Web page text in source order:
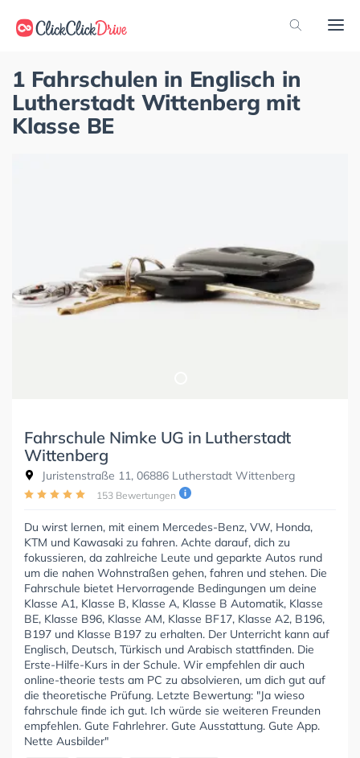
1 Fahrschulen in Englisch in
Lutherstadt Wittenberg mit
Klasse BE
Fahrschule Nimke UG in Lutherstadt
Wittenberg
Juristenstraße 11, 06886 Lutherstadt Wittenberg
153 Bewertungen
Du wirst lernen, mit einem Mercedes-Benz, VW, Honda,
KTM und Kawasaki zu fahren. Achte darauf, dich zu
fokussieren, da zahlreiche Leute und geparkte Autos rund
um die nahen Wohnstraßen gehen, fahren und stehen. Die
Fahrschule bietet Hervorragende Bedingungen um deine
Klasse A1, Klasse B, Klasse A, Klasse B Automatik, Klasse
BE, Klasse B96, Klasse AM, Klasse BF17, Klasse A2, B196,
B197 und Klasse B197 zu erhalten. Der Unterricht kann auf
Englisch, Deutsch, Türkisch und Arabisch stattfinden. Die
Erste-Hilfe-Kurs in der Schule. Wir empfehlen dir auch
online-theorie tests am PC zu absolvieren, um dich gut auf
die theoretische Prüfung. Letzte Bewertung: "Ja wieso
fahrschule finde ich gut. Ich würde sie weiteren Freunden
empfehlen. Gute Fahrlehrer. Gute Ausstattung. Gute App.
Nette Ausbilder"